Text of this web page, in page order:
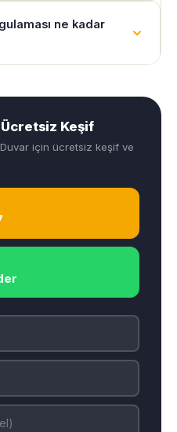
ne kadar
Keşif
için ücretsiz keşif ve